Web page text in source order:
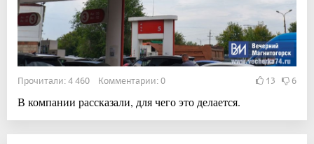
Прочитали: 4 460 Комментарии: 0 13 6
В компании рассказали, для чего это делается.